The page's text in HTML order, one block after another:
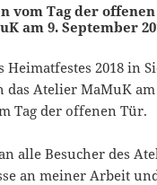
vom Tag der
am 9. September
Heimatfestes 2018 in
das Atelier MaMuK
Tag der offenen Tür.
alle Besucher des
an meiner Arbeit